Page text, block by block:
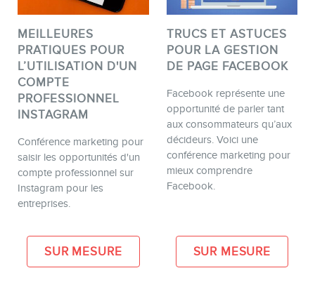
MEILLEURES
PRATIQUES POUR
L’UTILISATION D'UN
COMPTE
PROFESSIONNEL
INSTAGRAM
Conférence marketing pour
saisir les opportunités d'un
compte professionnel sur
Instagram pour les
entreprises.
SUR MESURE
TRUCS ET ASTUCES
POUR LA GESTION
DE PAGE FACEBOOK
Facebook représente une
opportunité de parler tant
aux consommateurs qu’aux
décideurs. Voici une
conférence marketing pour
mieux comprendre
Facebook.
SUR MESURE